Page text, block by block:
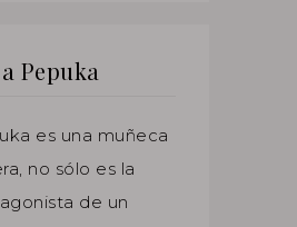
Pepuka
es una muñeca
no sólo es la
de un